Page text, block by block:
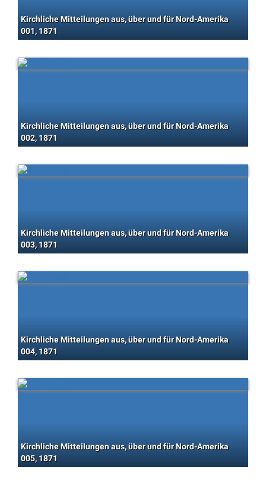
Kirchliche Mitteilungen aus, über und für Nord-Amerika
001, 1871
Kirchliche Mitteilungen aus, über und für Nord-Amerika
002, 1871
Kirchliche Mitteilungen aus, über und für Nord-Amerika
003, 1871
Kirchliche Mitteilungen aus, über und für Nord-Amerika
004, 1871
Kirchliche Mitteilungen aus, über und für Nord-Amerika
005, 1871